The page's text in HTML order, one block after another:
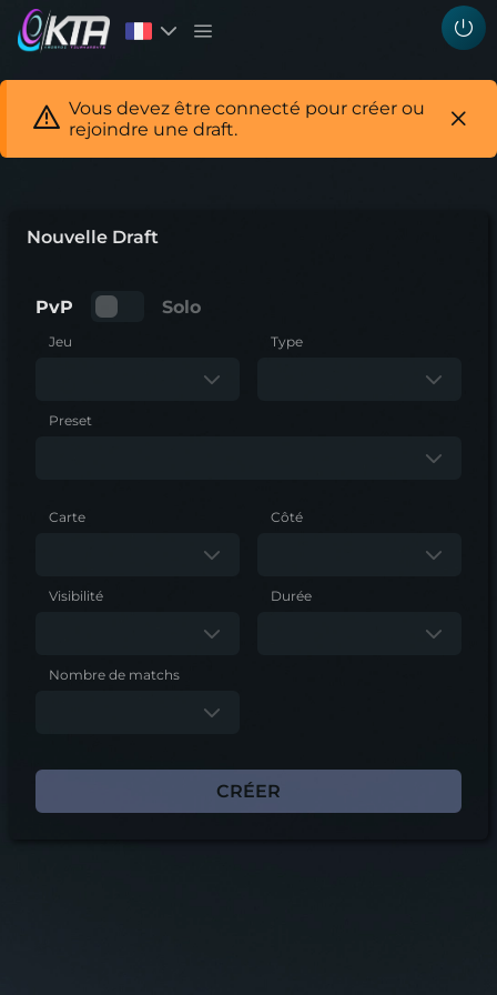
Vous devez être connecté pour créer ou
rejoindre une draft.
Nouvelle Draft
PvP Solo
Jeu Type
Preset
Carte Côté
Visibilité Durée
Nombre de matchs
CRÉER